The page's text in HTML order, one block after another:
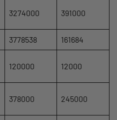
3274000 391000
3778538 161684
120000 12000
378000 245000